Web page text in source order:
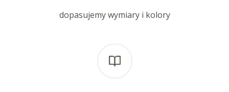
dopasujemy wymiary i kolory